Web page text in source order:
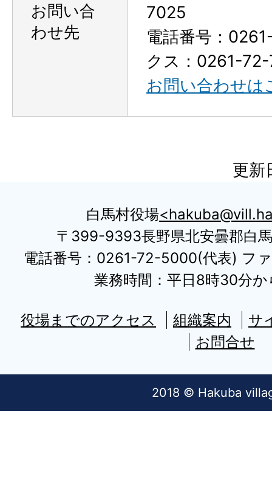
お問い合
わせ先
7025
電話番号：
クス：0261-
お問い合わせは
更新
白馬村役場
〒399-9393長野県北安曇郡白
電話番号：0261-72-5000(代表) フ
業務時間：平日8時30分か
役場までのアクセス 組織案内
サ
お問合せ
2018 © Hakuba